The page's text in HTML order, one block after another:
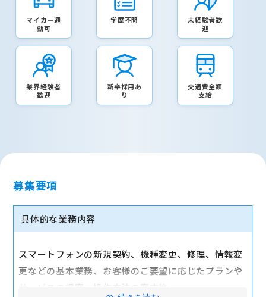
マイカー通
勤可
学歴不問
未経験者歓
迎
業界経験者
歓迎
新卒採用あ
り
交通費全額
支給
募集要項
具体的な業務内容
スマートフォンの新規契約、機種変更、修理、情報変
更などの基本業務、お客様のご要望に応じたプランや
サービスの提案、操作方法の案内等